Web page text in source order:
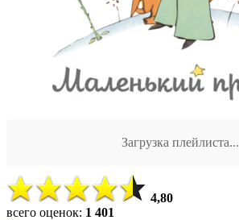
Загрузка плейлиста...
4,80
всего оценок: 1 401